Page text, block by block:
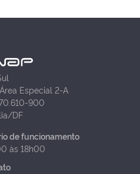
Especial 2-A
900
DF
de funcionamento
às 18h00